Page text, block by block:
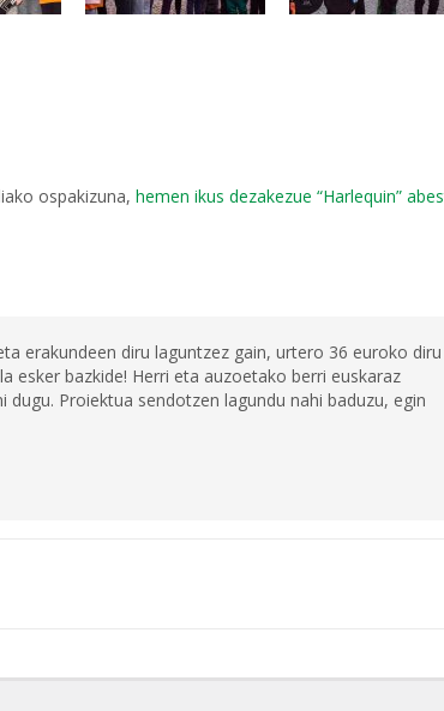
ospakizuna, hemen ikus dezakezue “Harlequin”
erakundeen diru laguntzez gain, urtero 36 euroko diru
esker bazkide! Herri eta auzoetako berri euskaraz
Proiektua sendotzen lagundu nahi baduzu, egin